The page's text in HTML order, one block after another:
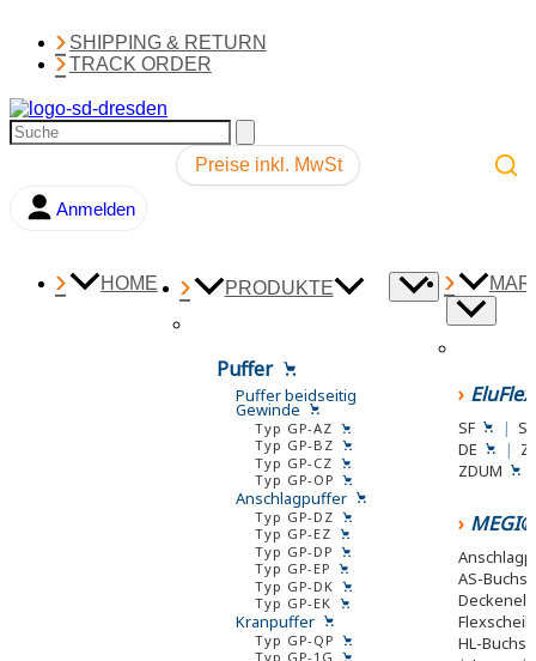
SHIPPING & RETURN
TRACK ORDER
Preise inkl. MwSt
Anmelden
HOME PRODUKTE
Puffer
Puffer beidseitig
Gewinde
Typ GP-AZ
Typ GP-BZ
Typ GP-CZ
Typ GP-OP
Anschlagpuffer
Typ GP-DZ
Typ GP-EZ
Typ GP-DP
Typ GP-EP
Typ GP-DK
Typ GP-EK
Kranpuffer
Typ GP-QP
Typ GP-1G
SF |
DE
|
ZDUM
MEGI®
AS-
HL-